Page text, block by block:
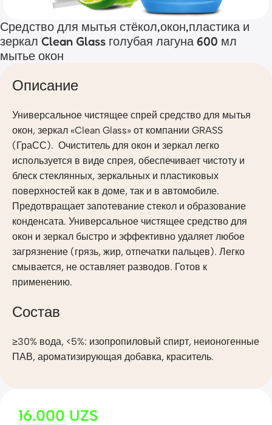
Средство для мытья стёкол,окон,пластика и
зеркал Clean Glass голубая лагуна 600 мл
мытье окон
Описание
Универсальное чистящее спрей средство для мытья
окон, зеркал «Clean Glass» от компании GRASS
(ГраСС). Очиститель для окон и зеркал легко
используется в виде спрея, обеспечивает чистоту и
блеск стеклянных, зеркальных и пластиковых
поверхностей как в доме, так и в автомобиле.
Предотвращает запотевание стекол и образование
конденсата. Универсальное чистящее средство для
окон и зеркал быстро и эффективно удаляет любое
загрязнение (грязь, жир, отпечатки пальцев). Легко
смывается, не оставляет разводов. Готов к
применению.
Состав
≥30% вода, <5%: изопропиловый спирт, неионогенные
ПАВ, ароматизирующая добавка, краситель.
16.000 UZS